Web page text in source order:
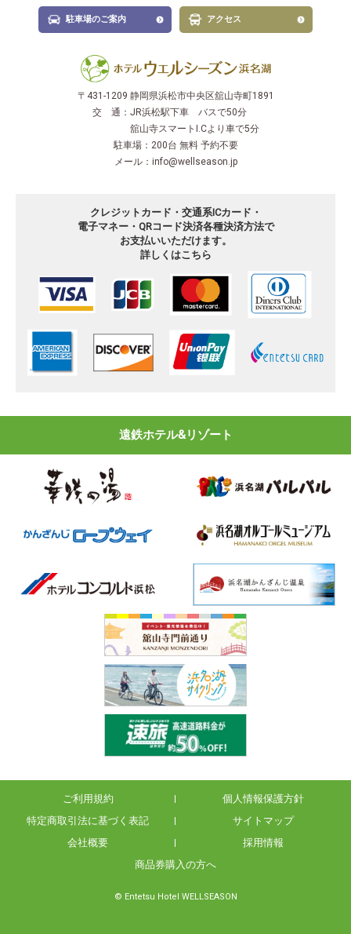
駐車場のご案内 アクセス
〒431-1209 静岡県浜松市中央区舘山寺町1891
交 通： JR浜松駅下車 バスで50分
舘山寺スマートI.Cより車で5分
駐車場： 200台 無料 予約不要
メール： info@wellseason.jp
クレジットカード・交通系ICカード・
電子マネー・QRコード決済各種決済方法で
お支払いいただけます。
詳しくはこちら
遠鉄ホテル&リゾート
ご利用規約
個人情報保護方針
特定商取引法に基づく表記
サイトマップ
会社概要
採用情報
商品券購入の方へ
© Entetsu Hotel WELLSEASON